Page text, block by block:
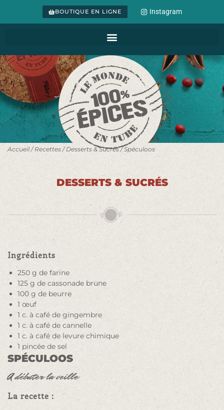
BOUTIQUE EN LIGNE Instagram
Accueil/Recettes/Desserts & Sucrés/ Spéculoos
DESSERTS & SUCRÉS
Ingrédients
250 g de farine
125 g de cassonade brune
100 g de beurre
1 œuf
1 c. à café de gingembre
1 c. à café de cannelle
1 c. à café de levure chimique
1 pincée de sel
SPÉCULOOS
A débuter la veille
La recette :